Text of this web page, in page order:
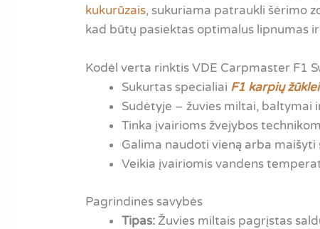
kukurūzais, sukuriama patraukli šėrimo
kad būtų pasiektas optimalus lipnumas
Kodėl verta rinktis VDE Carpmaster F1
Sukurtas specialiai F1 karpių žūklei
Sudėtyje – žuvies miltai, baltymai
Tinka įvairioms žvejybos
Galima naudoti vieną arba maišyti
Veikia įvairiomis vandens
Pagrindinės savybės
Tipas: Žuvies miltais pagrįstas